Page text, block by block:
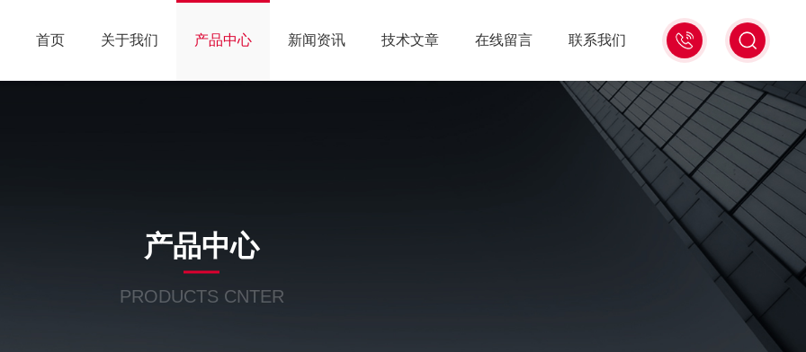
13439477936
首页 关于我们 产品中心 新闻资讯 技术文章 在线留言 联系我们
产品中心
PRODUCTS CNTER